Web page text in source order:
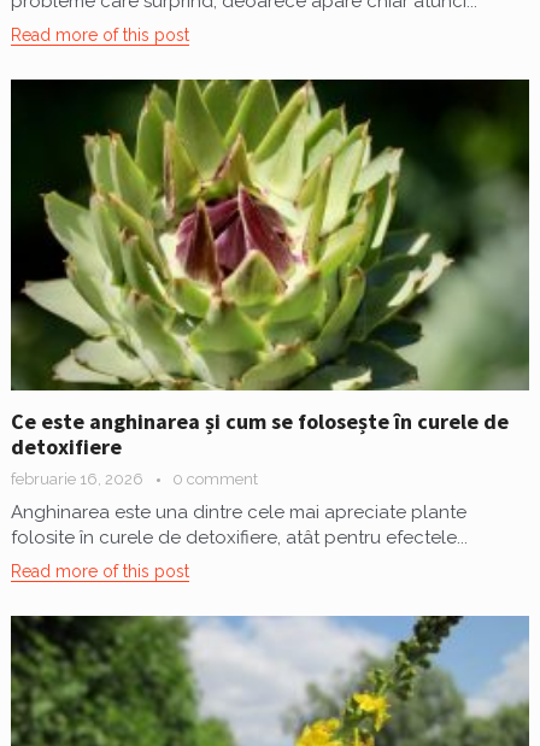
Read more of this post
Ce este anghinarea și cum se folosește în curele de
detoxifiere
februarie 16, 2026 0 comment
Anghinarea este una dintre cele mai apreciate plante
folosite în curele de detoxifiere, atât pentru efectele...
Read more of this post